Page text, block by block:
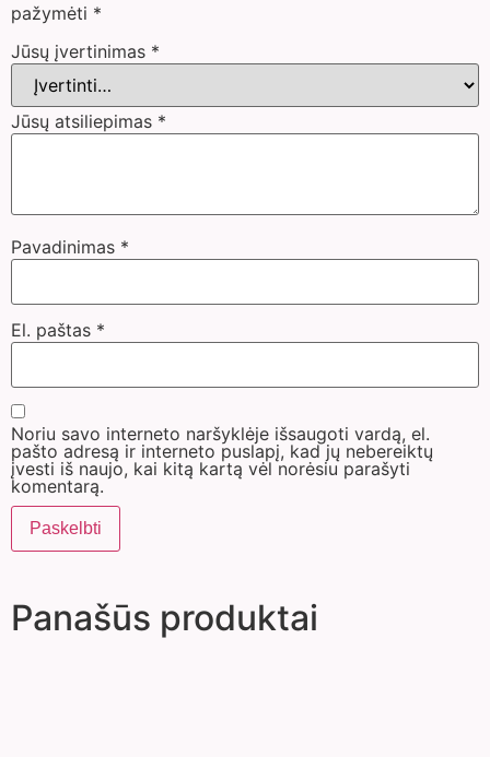
pažymėti *
Jūsų įvertinimas *
Jūsų atsiliepimas *
Pavadinimas *
El. paštas *
Noriu savo interneto naršyklėje išsaugoti vardą, el.
pašto adresą ir interneto puslapį, kad jų nebereiktų
įvesti iš naujo, kai kitą kartą vėl norėsiu parašyti
komentarą.
Panašūs produktai